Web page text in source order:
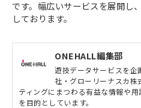
です。幅広いサービスを展開し
しております。
ONEHALL編集部
遊技データサービスを企
社・グローリーナスカ
ティングにまつわる有益な情報や
を目的としています。